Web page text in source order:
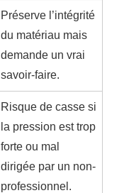
Préserve l’intégrité
du matériau mais
demande un vrai
savoir-faire.
Risque de casse si
la pression est trop
forte ou mal
dirigée par un non-
professionnel.